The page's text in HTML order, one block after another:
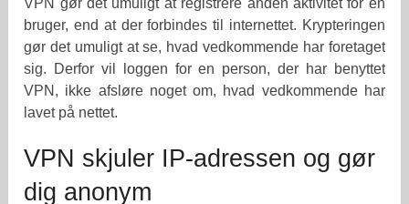
VPN gør det umuligt at registrere anden aktivitet for en
bruger, end at der forbindes til internettet. Krypteringen
gør det umuligt at se, hvad vedkommende har foretaget
sig. Derfor vil loggen for en person, der har benyttet
VPN, ikke afsløre noget om, hvad vedkommende har
lavet på nettet.
VPN skjuler IP-adressen og gør
dig anonym